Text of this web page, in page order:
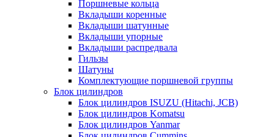
Поршневые кольца
Вкладыши коренные
Вкладыши шатунные
Вкладыши упорные
Вкладыши распредвала
Гильзы
Шатуны
Комплектующие поршневой группы
Блок цилиндров
Блок цилиндров ISUZU (Hitachi, JCB)
Блок цилиндров Komatsu
Блок цилиндров Yanmar